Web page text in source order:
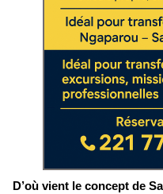
D’où vient le concept de